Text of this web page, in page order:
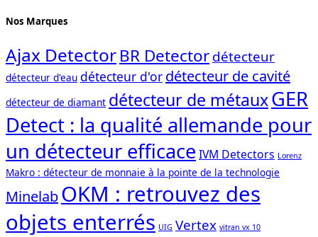
Nos Marques
Ajax DetectorBR Detectordétecteur
détecteur d'eau détecteur d'or détecteur de cavité
détecteur de diamant détecteur de métauxGER
Detect : la qualité allemande pour
un détecteur efficace IVM Detectors Lorenz
Makro : détecteur de monnaie à la pointe de la technologie
MinelabOKM : retrouvez des
objets enterrés UIG Vertex vitran vx 10